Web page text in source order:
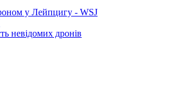
у Лейпцигу - WSJ
невідомих дронів